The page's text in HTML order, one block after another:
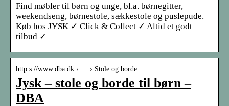
Find møbler til børn og unge, bl.a. børnegitter,
weekendseng, børnestole, sækkestole og puslepude.
Køb hos JYSK ✓ Click & Collect ✓ Altid et godt
tilbud ✓
http s://www.dba.dk › … › Stole og borde
Jysk – stole og borde til børn –
DBA